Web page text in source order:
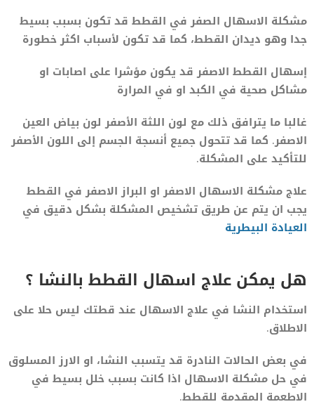
مشكلة الاسهال الصفر في القطط قد تكون بسبب بسيط
جدا وهو ديدان القطط، كما قد تكون لأسباب اكثر خطورة
إسهال القطط الاصفر قد يكون مؤشرا على اصابات او
مشاكل صحية في الكبد او في المرارة
غالبا ما يترافق ذلك مع لون اللثة الأصفر لون بياض العين
الاصفر. كما قد تتحول جميع أنسجة الجسم إلى اللون الأصفر
للتأكيد على المشكلة.
علاج مشكلة الاسهال الاصفر او البراز الاصفر في القطط
يجب ان يتم عن طريق تشخيص المشكلة بشكل دقيق في
العيادة البيطرية
هل يمكن علاج اسهال القطط بالنشا ؟
استخدام النشا في علاج الاسهال عند قطتك ليس حلا على
الاطلاق.
في بعض الحالات النادرة قد يتسبب النشا، او الارز المسلوق
في حل مشكلة الاسهال اذا كانت بسبب خلل بسيط في
الاطعمة المقدمة للقطط.